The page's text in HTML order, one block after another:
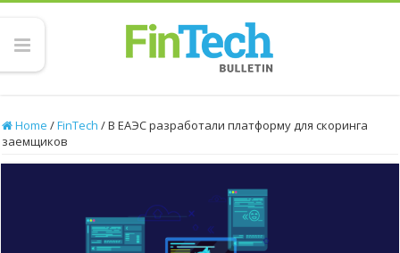
Home /FinTech /В ЕАЭС разработали платформу для скоринга
заемщиков